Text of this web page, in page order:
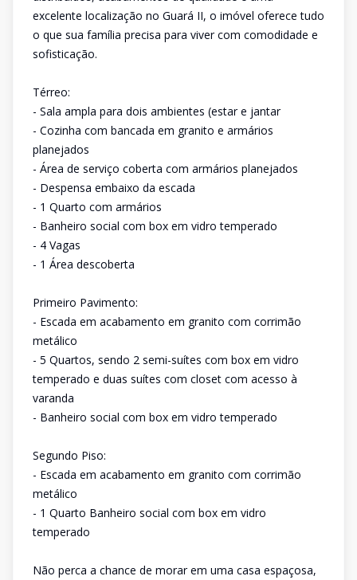
excelente localização no Guará II, o imóvel oferece tudo
o que sua família precisa para viver com comodidade e
sofisticação.
Térreo:
- Sala ampla para dois ambientes (estar e jantar
- Cozinha com bancada em granito e armários
planejados
- Área de serviço coberta com armários planejados
- Despensa embaixo da escada
- 1 Quarto com armários
- Banheiro social com box em vidro temperado
- 4 Vagas
- 1 Área descoberta
Primeiro Pavimento:
- Escada em acabamento em granito com corrimão
metálico
- 5 Quartos, sendo 2 semi-suítes com box em vidro
temperado e duas suítes com closet com acesso à
varanda
- Banheiro social com box em vidro temperado
Segundo Piso:
- Escada em acabamento em granito com corrimão
metálico
- 1 Quarto Banheiro social com box em vidro
temperado
Não perca a chance de morar em uma casa espaçosa,